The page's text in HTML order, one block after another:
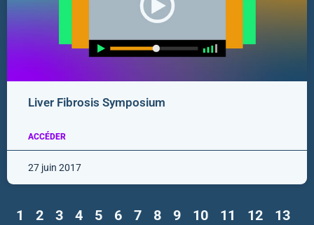
Liver Fibrosis Symposium
ACCÉDER
27 juin 2017
1 2 3 4 5 6 7 8 9 10 11 12
13